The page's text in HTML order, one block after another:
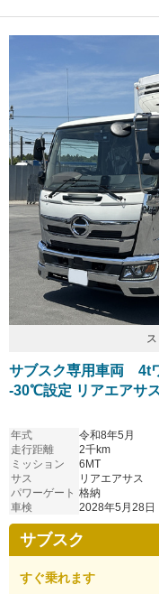
サブスク専用車両 4t
-30℃設定 リアエアサ
年式
令和8年5月
走行距離
2千km
ミッション
6MT
サス
リアエアサス
パワーゲート 格納
車検
2028年5月28日
サブスク
すぐ乗れます